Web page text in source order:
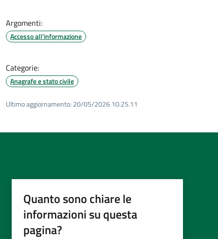
Argomenti:
Accesso all'informazione
Categorie:
Anagrafe e stato civile
Ultimo aggiornamento: 20/05/2026 10:25.11
Quanto sono chiare le
informazioni su questa
pagina?